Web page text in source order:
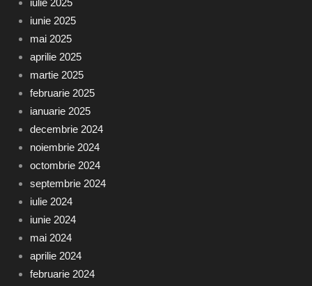
iulie 2025
iunie 2025
mai 2025
aprilie 2025
martie 2025
februarie 2025
ianuarie 2025
decembrie 2024
noiembrie 2024
octombrie 2024
septembrie 2024
iulie 2024
iunie 2024
mai 2024
aprilie 2024
februarie 2024